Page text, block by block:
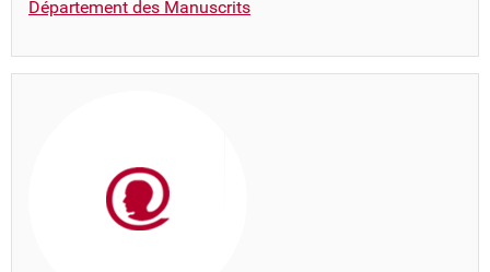
Département des Manuscrits